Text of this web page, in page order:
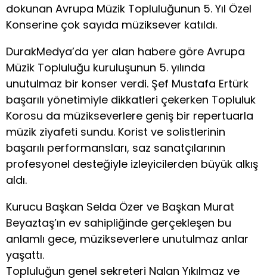
dokunan Avrupa Müzik Topluluğunun 5. Yıl Özel
Konserine çok sayıda müziksever katıldı.
DurakMedya’da yer alan habere göre Avrupa
Müzik Topluluğu kuruluşunun 5. yılında
unutulmaz bir konser verdi. Şef Mustafa Ertürk
başarılı yönetimiyle dikkatleri çekerken Topluluk
Korosu da müzikseverlere geniş bir repertuarla
müzik ziyafeti sundu. Korist ve solistlerinin
başarılı performansları, saz sanatçılarının
profesyonel desteğiyle izleyicilerden büyük alkış
aldı.
Kurucu Başkan Selda Özer ve Başkan Murat
Beyaztaş’ın ev sahipliğinde gerçekleşen bu
anlamlı gece, müzikseverlere unutulmaz anlar
yaşattı.
Topluluğun genel sekreteri Nalan Yıkılmaz ve